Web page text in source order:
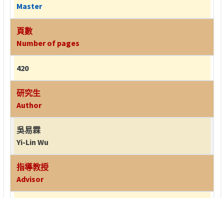
Master
頁數
Number of pages
420
研究生
Author
吳易霖
Yi-Lin Wu
指導教授
Advisor